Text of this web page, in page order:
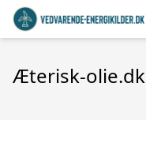
Æterisk-olie.dk